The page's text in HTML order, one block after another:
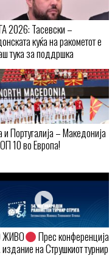
2026: Тасевски –
куќа на ракометот е
тука за поддршка
Португалија – Македонија
10 во Европа!
ЖИВО
Прес конференција
на Струшкиот турнир